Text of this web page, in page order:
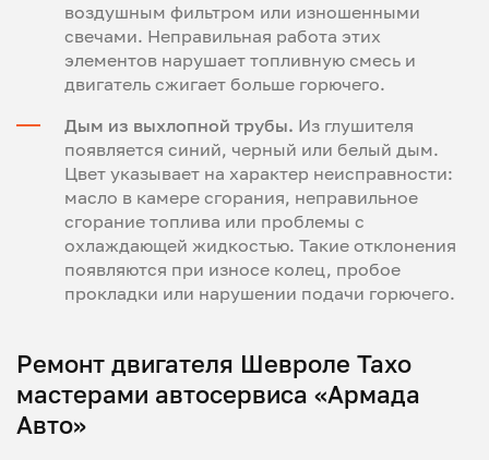
воздушным фильтром или изношенными
свечами. Неправильная работа этих
элементов нарушает топливную смесь и
двигатель сжигает больше горючего.
Дым из выхлопной трубы. Из глушителя
появляется синий, черный или белый дым.
Цвет указывает на характер неисправности:
масло в камере сгорания, неправильное
сгорание топлива или проблемы с
охлаждающей жидкостью. Такие отклонения
появляются при износе колец, пробое
прокладки или нарушении подачи горючего.
Ремонт двигателя Шевроле Тахо
мастерами автосервиса «Армада
Авто»